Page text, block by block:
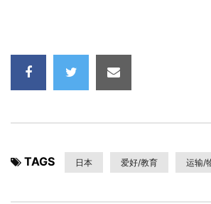
TAGS 日本 爱好/教育 运输/